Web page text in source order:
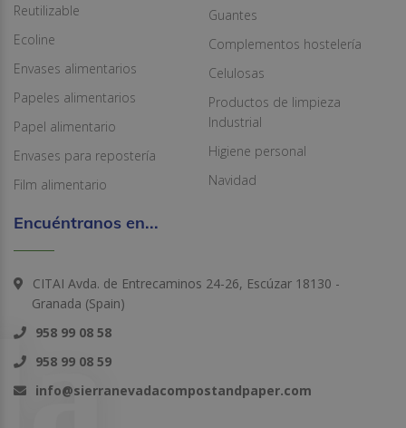
Reutilizable
Ecoline
Envases alimentarios
Papeles alimentarios
Papel alimentario
Envases para repostería
Film alimentario
Guantes
Complementos hostelería
Celulosas
Productos de limpieza
Industrial
Higiene personal
Navidad
Encuéntranos en...
CITAI Avda. de Entrecaminos 24-26, Escúzar 18130 -
Granada (Spain)
958 99 08 58
958 99 08 59
info@sierranevadacompostandpaper.com